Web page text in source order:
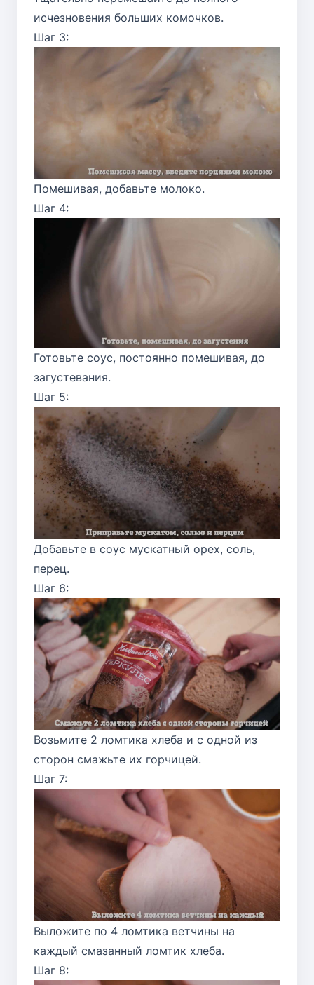
исчезновения больших комочков.
Шаг 3:
Помешивая, добавьте молоко.
Шаг 4:
Готовьте соус, постоянно помешивая, до
загустевания.
Шаг 5:
Добавьте в соус мускатный орех, соль,
перец.
Шаг 6:
Возьмите 2 ломтика хлеба и с одной из
сторон смажьте их горчицей.
Шаг 7:
Выложите по 4 ломтика ветчины на
каждый смазанный ломтик хлеба.
Шаг 8: